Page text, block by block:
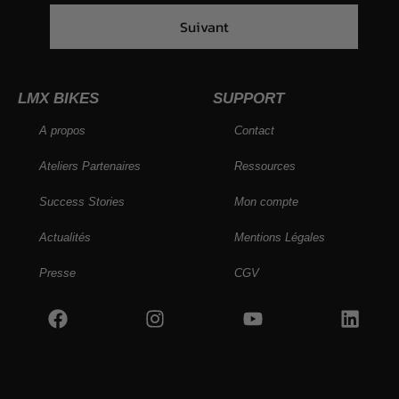
Suivant
LMX BIKES
A propos
Ateliers Partenaires
Success Stories
Actualités
Presse
SUPPORT
Contact
Ressources
Mon compte
Mentions Légales
CGV